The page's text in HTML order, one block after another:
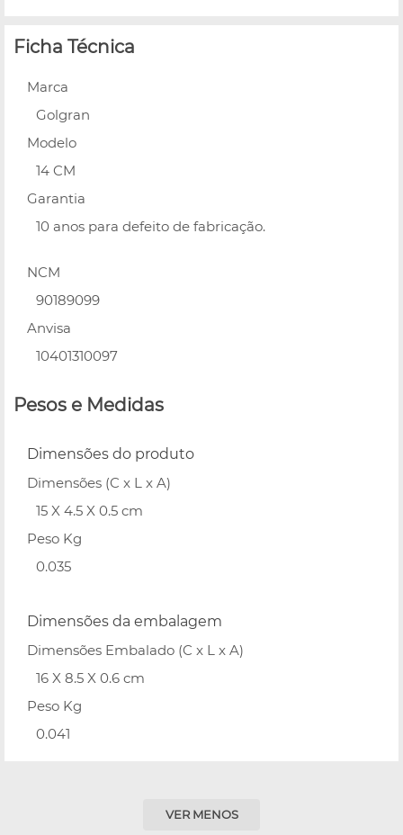
Ficha Técnica
Marca
Golgran
Modelo
14 CM
Garantia
10 anos para defeito de fabricação.
NCM
90189099
Anvisa
10401310097
Pesos e Medidas
Dimensões do produto
Dimensões (C x L x A)
15 X 4.5 X 0.5 cm
Peso Kg
0.035
Dimensões da embalagem
Dimensões Embalado (C x L x A)
16 X 8.5 X 0.6 cm
Peso Kg
0.041
VER MENOS